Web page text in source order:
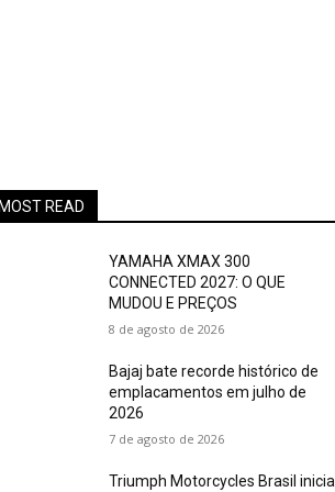
MOST READ
YAMAHA XMAX 300
CONNECTED 2027: O QUE
MUDOU E PREÇOS
8 de agosto de 2026
Bajaj bate recorde histórico de
emplacamentos em julho de
2026
7 de agosto de 2026
Triumph Motorcycles Brasil inicia